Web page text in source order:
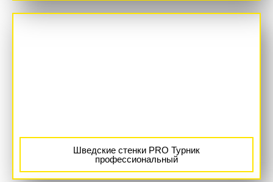
Шведские стенки PRO Турник
профессиональный